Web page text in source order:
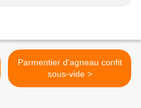
Parmentier d'agneau confit
sous-vide >